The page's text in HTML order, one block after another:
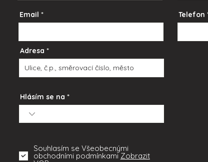
Email Telefon
Adresa
Hlásím se na
Souhlasím se Všeobecnými
obchodními podmínkami Zobrazit